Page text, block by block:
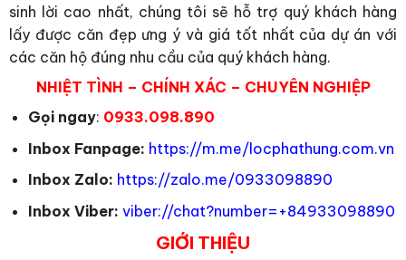
sinh lời cao nhất, chúng tôi sẽ hỗ trợ quý khách hàng
lấy được căn đẹp ưng ý và giá tốt nhất của dự án với
các căn hộ đúng nhu cầu của quý khách hàng.
NHIỆT TÌNH – CHÍNH XÁC – CHUYÊN NGHIỆP
Gọi ngay: 0933.098.890
Inbox Fanpage: https://m.me/locphathung.com.vn
Inbox Zalo: https://zalo.me/0933098890
Inbox Viber: viber://chat?number=+84933098890
GIỚI THIỆU